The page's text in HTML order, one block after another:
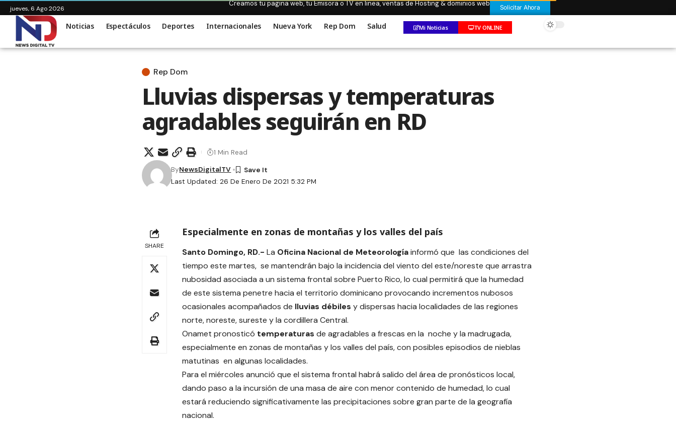
jueves, 6 Ago 2026
Creamos tu pagina web, tu Emisora o TV en linea, ventas de Hosting & dominios web Solicitar Ahora
Noticias Espectáculos Deportes Internacionales Nueva York Rep Dom Salud Mi Noticias TV ONLINE
Rep Dom
Lluvias dispersas y temperaturas
agradables seguirán en RD
Last Updated: 26 De Enero De 2021 5:32 PM
ByNewsDigitalTV
1 Min Read
SHARE
Especialmente en zonas de montañas y los valles del país
Santo Domingo, RD.- La Oficina Nacional de Meteorologíainformó que las condiciones del
tiempo este martes, se mantendrán bajo la incidencia del viento del este/noreste que arrastra
nubosidad asociada a un sistema frontal sobre Puerto Rico, lo cual permitirá que la humedad
de este sistema penetre hacia el territorio dominicano provocando incrementos nubosos
ocasionales acompañados de lluvias débiles y dispersas hacia localidades de las regiones
norte, noreste, sureste y la cordillera Central.
Onamet pronosticó temperaturas de agradables a frescas en la noche y la madrugada,
especialmente en zonas de montañas y los valles del país, con posibles episodios de nieblas
matutinas en algunas localidades.
Para el miércoles anunció que el sistema frontal habrá salido del área de pronósticos local,
dando paso a la incursión de una masa de aire con menor contenido de humedad, lo cual
estará reduciendo significativamente las precipitaciones sobre gran parte de la geografía
nacional.